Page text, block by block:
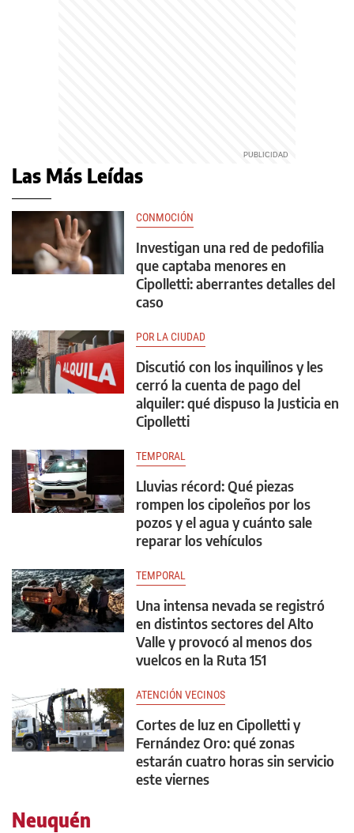
Las Más Leídas
CONMOCIÓN
Investigan una red de pedofilia
que captaba menores en
Cipolletti: aberrantes detalles del
caso
POR LA CIUDAD
Discutió con los inquilinos y les
cerró la cuenta de pago del
alquiler: qué dispuso la Justicia en
Cipolletti
TEMPORAL
Lluvias récord: Qué piezas
rompen los cipoleños por los
pozos y el agua y cuánto sale
reparar los vehículos
TEMPORAL
Una intensa nevada se registró
en distintos sectores del Alto
Valle y provocó al menos dos
vuelcos en la Ruta 151
ATENCIÓN VECINOS
Cortes de luz en Cipolletti y
Fernández Oro: qué zonas
estarán cuatro horas sin servicio
este viernes
Neuquén